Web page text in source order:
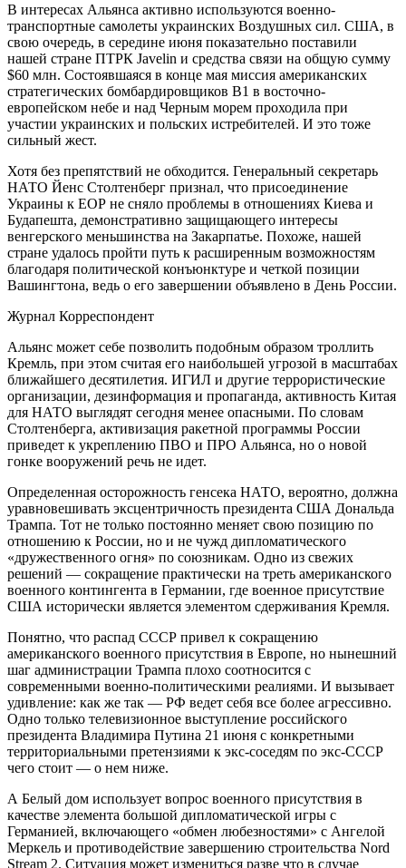
В интересах Альянса активно используются военно-
транспортные самолеты украинских Воздушных сил. США, в
свою очередь, в середине июня показательно поставили
нашей стране ПТРК Javelin и средства связи на общую сумму
$60 млн. Состоявшаяся в конце мая миссия американских
стратегических бомбардировщиков В1 в восточно-
европейском небе и над Черным морем проходила при
участии украинских и польских истребителей. И это тоже
сильный жест.
Хотя без препятствий не обходится. Генеральный секретарь
НАТО Йенс Столтенберг признал, что присоединение
Украины к ЕОР не сняло проблемы в отношениях Киева и
Будапешта, демонстративно защищающего интересы
венгерского меньшинства на Закарпатье. Похоже, нашей
стране удалось пройти путь к расширенным возможностям
благодаря политической конъюнктуре и четкой позиции
Вашингтона, ведь о его завершении объявлено в День России.
Журнал Корреспондент
Альянс может себе позволить подобным образом троллить
Кремль, при этом считая его наибольшей угрозой в масштабах
ближайшего десятилетия. ИГИЛ и другие террористические
организации, дезинформация и пропаганда, активность Китая
для НАТО выглядят сегодня менее опасными. По словам
Столтенберга, активизация ракетной программы России
приведет к укреплению ПВО и ПРО Альянса, но о новой
гонке вооружений речь не идет.
Определенная осторожность генсека НАТО, вероятно, должна
уравновешивать эксцентричность президента США Дональда
Трампа. Тот не только постоянно меняет свою позицию по
отношению к России, но и не чужд дипломатического
«дружественного огня» по союзникам. Одно из свежих
решений — сокращение практически на треть американского
военного контингента в Германии, где военное присутствие
США исторически является элементом сдерживания Кремля.
Понятно, что распад СССР привел к сокращению
американского военного присутствия в Европе, но нынешний
шаг администрации Трампа плохо соотносится с
современными военно-политическими реалиями. И вызывает
удивление: как же так — РФ ведет себя все более агрессивно.
Одно только телевизионное выступление российского
президента Владимира Путина 21 июня с конкретными
территориальными претензиями к экс-соседям по экс-СССР
чего стоит — о нем ниже.
А Белый дом использует вопрос военного присутствия в
качестве элемента большой дипломатической игры с
Германией, включающего «обмен любезностями» с Ангелой
Меркель и противодействие завершению строительства Nord
Stream 2. Ситуация может измениться разве что в случае